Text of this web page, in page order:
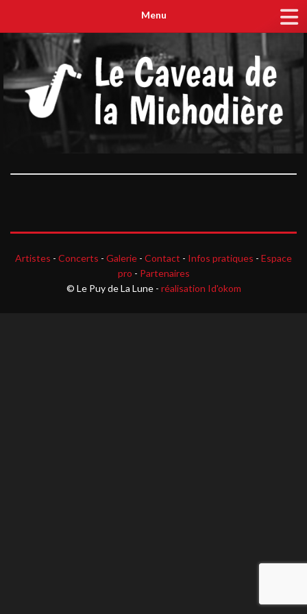
Menu
Artistes - Concerts - Galerie - Contact - Infos pratiques - Espace
pro - Partenaires
© Le Puy de La Lune - réalisation Id'okom